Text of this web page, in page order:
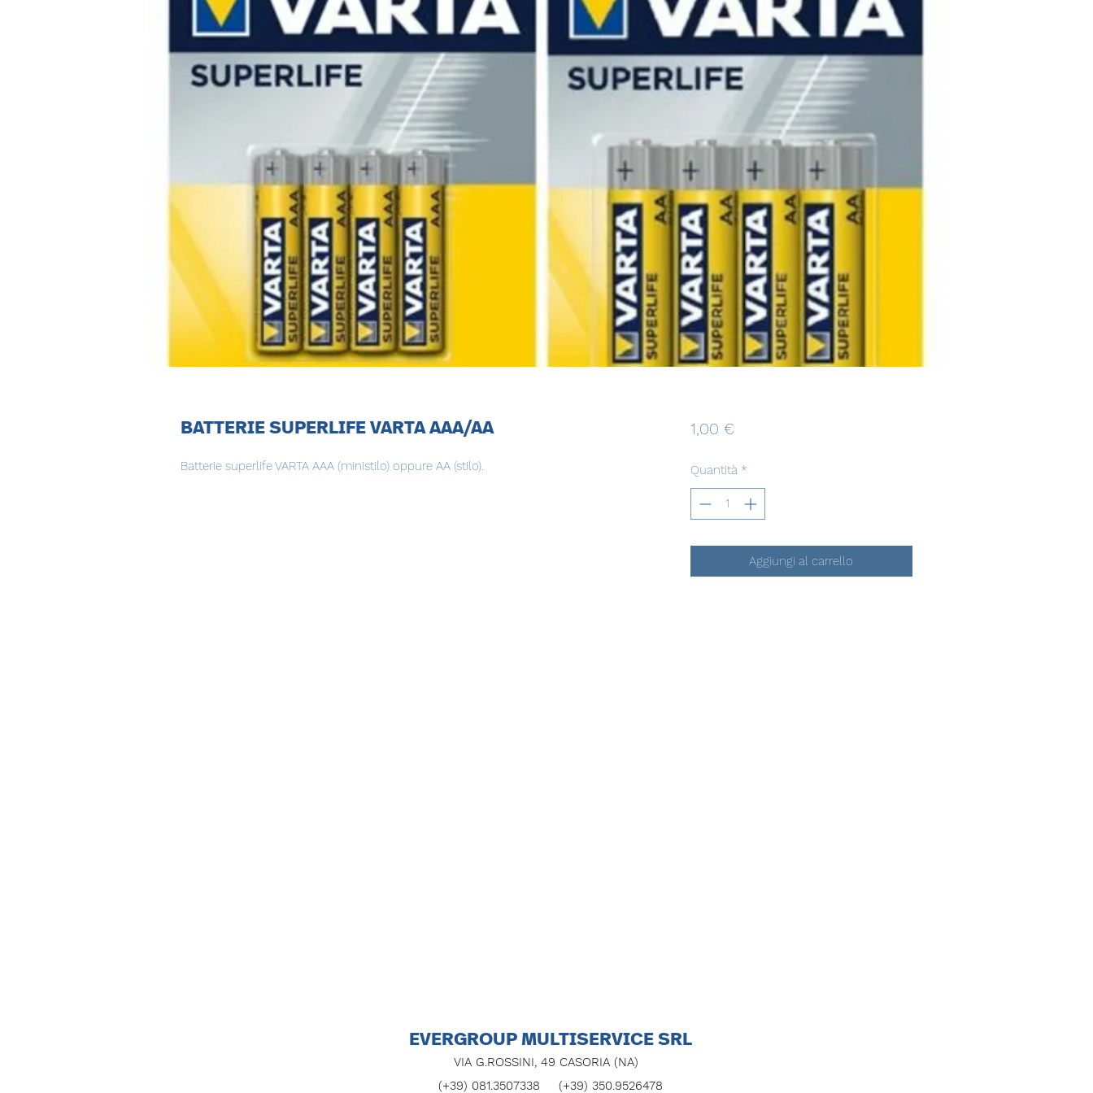
BATTERIE SUPERLIFE VARTA AAA/AA
Batterie superlife VARTA AAA (ministilo) oppure AA (stilo).
1,00 €Prezzo
Quantità *
Aggiungi al carrello
EVERGROUP MULTISERVICE SRL
VIA G.ROSSINI, 49 CASORIA (NA)
(+39) 081.3507338
(+39) 350.9526478